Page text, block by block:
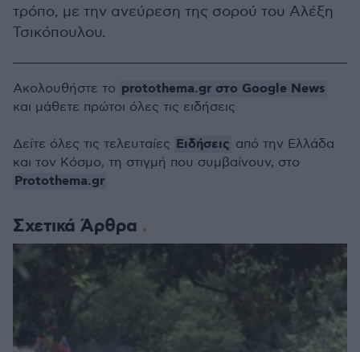
τρόπο, με την ανεύρεση της σορού του Αλέξη
Τσικόπουλου.
Σχετικά Άρθρα
Ακολουθήστε το protothema.gr στο Google News
και μάθετε πρώτοι όλες τις ειδήσεις
Δείτε όλες τις τελευταίες Ειδήσεις από την Ελλάδα
και τον Κόσμο, τη στιγμή που συμβαίνουν, στο
Protothema.gr